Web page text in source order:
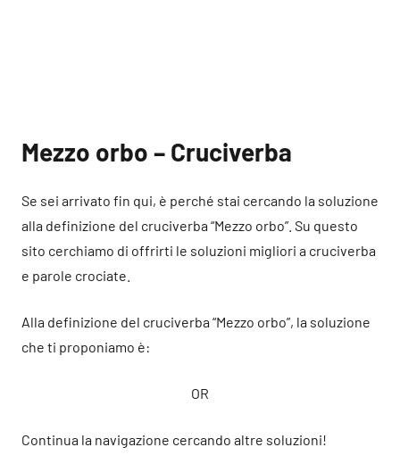
Mezzo orbo – Cruciverba
Se sei arrivato fin qui, è perché stai cercando la soluzione
alla definizione del cruciverba “Mezzo orbo”. Su questo
sito cerchiamo di offrirti le soluzioni migliori a cruciverba
e parole crociate.
Alla definizione del cruciverba “Mezzo orbo”, la soluzione
che ti proponiamo è:
OR
Continua la navigazione cercando altre soluzioni!